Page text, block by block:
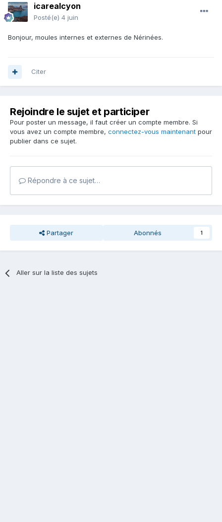
icarealcyon
Posté(e) 4 juin
Bonjour, moules internes et externes de Nérinées.
Citer
Rejoindre le sujet et participer
Pour poster un message, il faut créer un compte membre. Si
vous avez un compte membre, connectez-vous maintenant pour
publier dans ce sujet.
Répondre à ce sujet…
Partager Abonnés 1
Aller sur la liste des sujets